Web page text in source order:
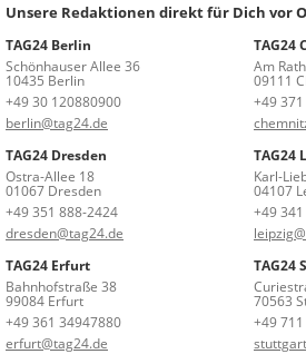
Unsere Redaktionen direkt für Dich vor
TAG24 Berlin
Schönhauser Allee 36
10435 Berlin
+49 30 120880900
berlin@tag24.de
TAG24
Am
09111
+49
TAG24 Dresden
Ostra-Allee 18
01067 Dresden
+49 351 888-2424
dresden@tag24.de
TAG24
Karl-
04107
+49
TAG24 Erfurt
Bahnhofstraße 38
99084 Erfurt
+49 361 34947880
erfurt@tag24.de
TAG24
70563
+49